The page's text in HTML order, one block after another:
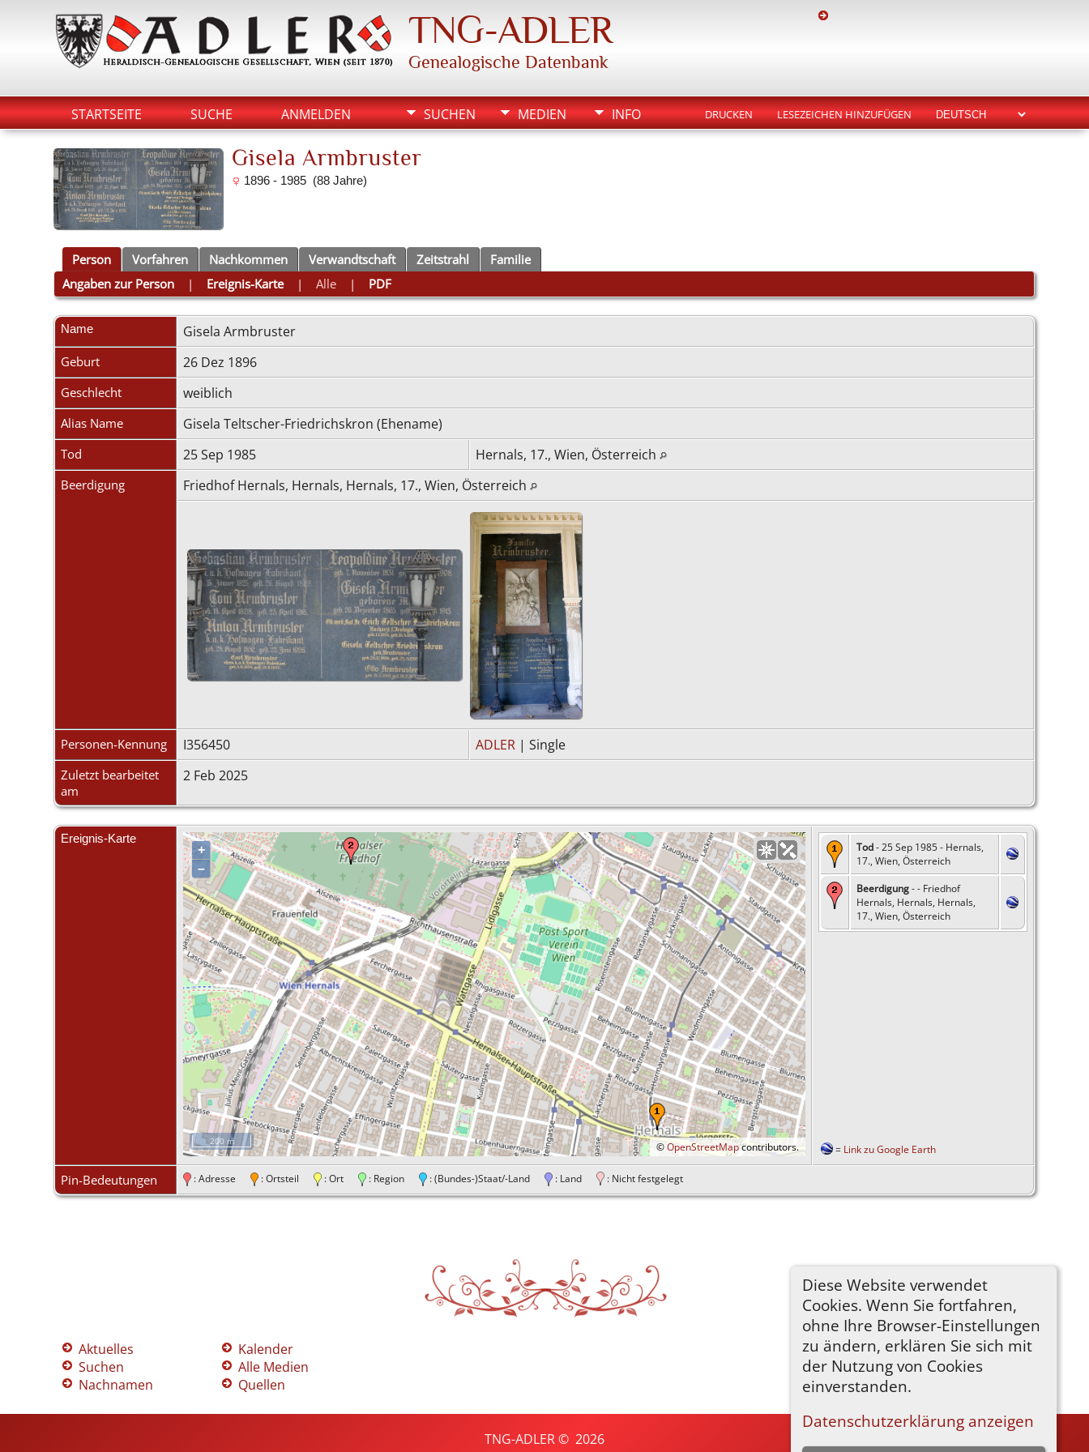
TNG-ADLER
Genealogische Datenbank
STARTSEITE SUCHE ANMELDEN SUCHEN MEDIEN INFO DRUCKEN LESEZEICHEN HINZUFÜGEN
Diese Website verwendet
Cookies. Wenn Sie fortfahren,
ohne Ihre Browser-Einstellungen
zu ändern, erklären Sie sich mit
der Nutzung von Cookies
einverstanden.
Datenschutzerklärung anzeigen
Gisela Armbruster
1896 - 1985 (88 Jahre)
Person Vorfahren Nachkommen Verwandtschaft Zeitstrahl
Familie
Angaben zur Person | Ereignis-Karte|Alle | PDF
Name Gisela Armbruster
Geburt 26 Dez 1896
Geschlecht weiblich
Alias Name Gisela Teltscher-Friedrichskron (Ehename)
Tod 25 Sep 1985 Hernals, 17., Wien, Österreich
Beerdigung Friedhof Hernals, Hernals, Hernals, 17., Wien, Österreich
Personen-Kennung I356450 ADLER | Single
Zuletzt bearbeitet
am
2 Feb 2025
Ereignis-Karte
+
–
©OpenStreetMapcontributors.
200 m
Tod- 25 Sep 1985 - Hernals,
17., Wien, Österreich
Beerdigung- - Friedhof
Hernals, Hernals, Hernals,
17., Wien, Österreich
= Link zu Google Earth
Pin-Bedeutungen : Adresse : Ortsteil : Ort : Region : (Bundes-)Staat/-Land : Land : Nicht festgelegt
Aktuelles
Suchen
Nachnamen
Kalender
Alle Medien
Quellen
TNG-ADLER© 2026